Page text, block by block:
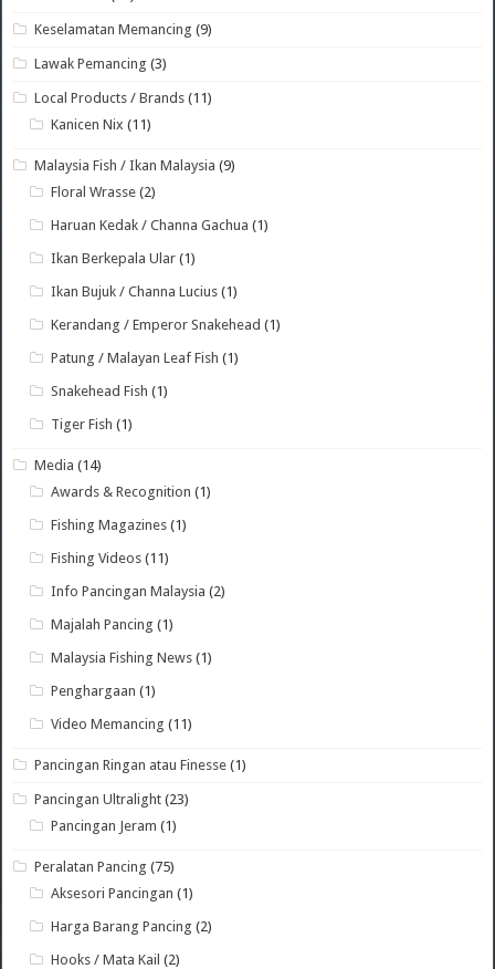
Keselamatan Memancing (9)
Lawak Pemancing (3)
Local Products / Brands (11)
Kanicen Nix (11)
Malaysia Fish / Ikan Malaysia (9)
Floral Wrasse (2)
Haruan Kedak / Channa Gachua (1)
Ikan Berkepala Ular (1)
Ikan Bujuk / Channa Lucius (1)
Kerandang / Emperor Snakehead (1)
Patung / Malayan Leaf Fish (1)
Snakehead Fish (1)
Tiger Fish (1)
Media (14)
Awards & Recognition (1)
Fishing Magazines (1)
Fishing Videos (11)
Info Pancingan Malaysia (2)
Majalah Pancing (1)
Malaysia Fishing News (1)
Penghargaan (1)
Video Memancing (11)
Pancingan Ringan atau Finesse (1)
Pancingan Ultralight (23)
Pancingan Jeram (1)
Peralatan Pancing (75)
Aksesori Pancingan (1)
Harga Barang Pancing (2)
Hooks / Mata Kail (2)